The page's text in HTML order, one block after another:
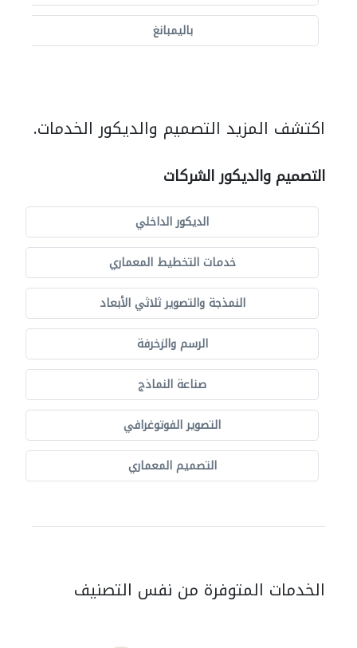
باليمبانغ
اكتشف المزيد التصميم والديكور الخدمات.
التصميم والديكور الشركات
الديكور الداخلي
خدمات التخطيط المعماري
النمذجة والتصوير ثلاثي الأبعاد
الرسم والزخرفة
صناعة النماذج
التصوير الفوتوغرافي
التصميم المعماري
الخدمات المتوفرة من نفس التصنيف